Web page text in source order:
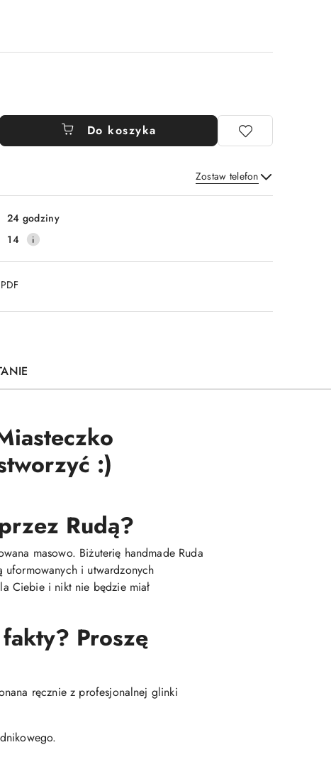
Do koszyka
Zostaw telefon
Wyślij
24 godziny
14
:)
Rudą?
masowo. Biżuterię handmade Ruda
uformowanych i utwardzonych
Ciebie i nikt nie będzie miał
Proszę
ręcznie z profesjonalnej glinki